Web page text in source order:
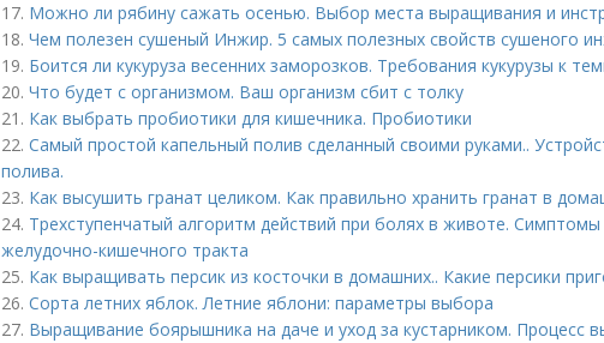
17. Можно ли рябину сажать осенью. Выбор места выращивания и
18. Чем полезен сушеный Инжир. 5 самых полезных свойств сушеного
19. Боится ли кукуруза весенних заморозков. Требования кукурузы к
20. Что будет с организмом. Ваш организм сбит с толку
21. Как выбрать пробиотики для кишечника. Пробиотики
22. Самый простой капельный полив сделанный своими руками..
полива.
23. Как высушить гранат целиком. Как правильно хранить гранат в
24. Трехступенчатый алгоритм действий при болях в животе.
желудочно-кишечного тракта
25. Как выращивать персик из косточки в домашних.. Какие персики
26. Сорта летних яблок. Летние яблони: параметры выбора
27. Выращивание боярышника на даче и уход за кустарником. Процесс